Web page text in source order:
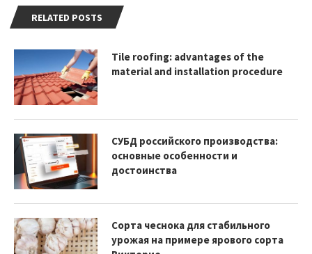
RELATED POSTS
Tile roofing: advantages of the
material and installation procedure
СУБД российского производства:
основные особенности и
достоинства
Сорта чеснока для стабильного
урожая на примере ярового сорта